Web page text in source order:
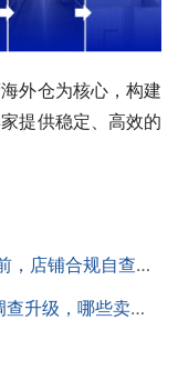
外仓为核心，构建
提供稳定、高效的
铺合规自查指南！
卖家最容易被盯上？